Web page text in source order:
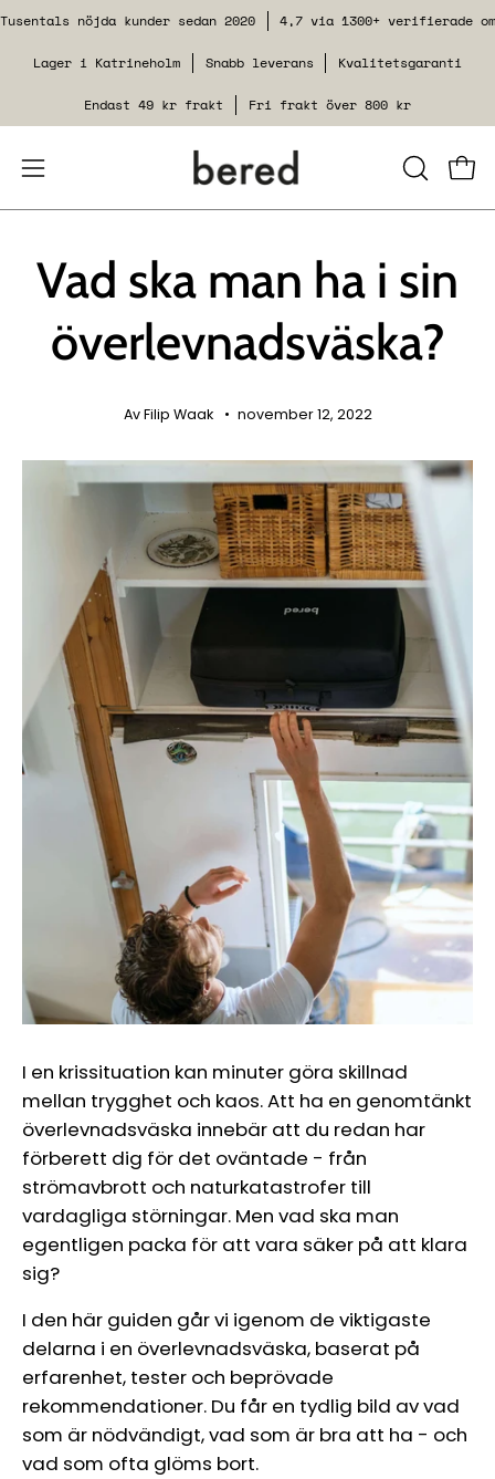
Spring
indhold
Tusentals nöjda kunder sedan 2020 4,7 via 1300+ verifierade
Lager i Katrineholm Snabb leverans Kvalitetsgaranti
Endast 49 kr frakt Fri frakt över 800 kr
Åbn
navigationsmenuen
LUK
Se
Vad ska man ha i sin
överlevnadsväska?
Av Filip Waak november 12, 2022
I en krissituation kan minuter göra skillnad
mellan trygghet och kaos. Att ha en genomtänkt
överlevnadsväska innebär att du redan har
förberett dig för det oväntade - från
strömavbrott och naturkatastrofer till
vardagliga störningar. Men vad ska man
egentligen packa för att vara säker på att klara
sig?
I den här guiden går vi igenom de viktigaste
delarna i en överlevnadsväska, baserat på
erfarenhet, tester och beprövade
rekommendationer. Du får en tydlig bild av vad
som är nödvändigt, vad som är bra att ha - och
vad som ofta glöms bort.